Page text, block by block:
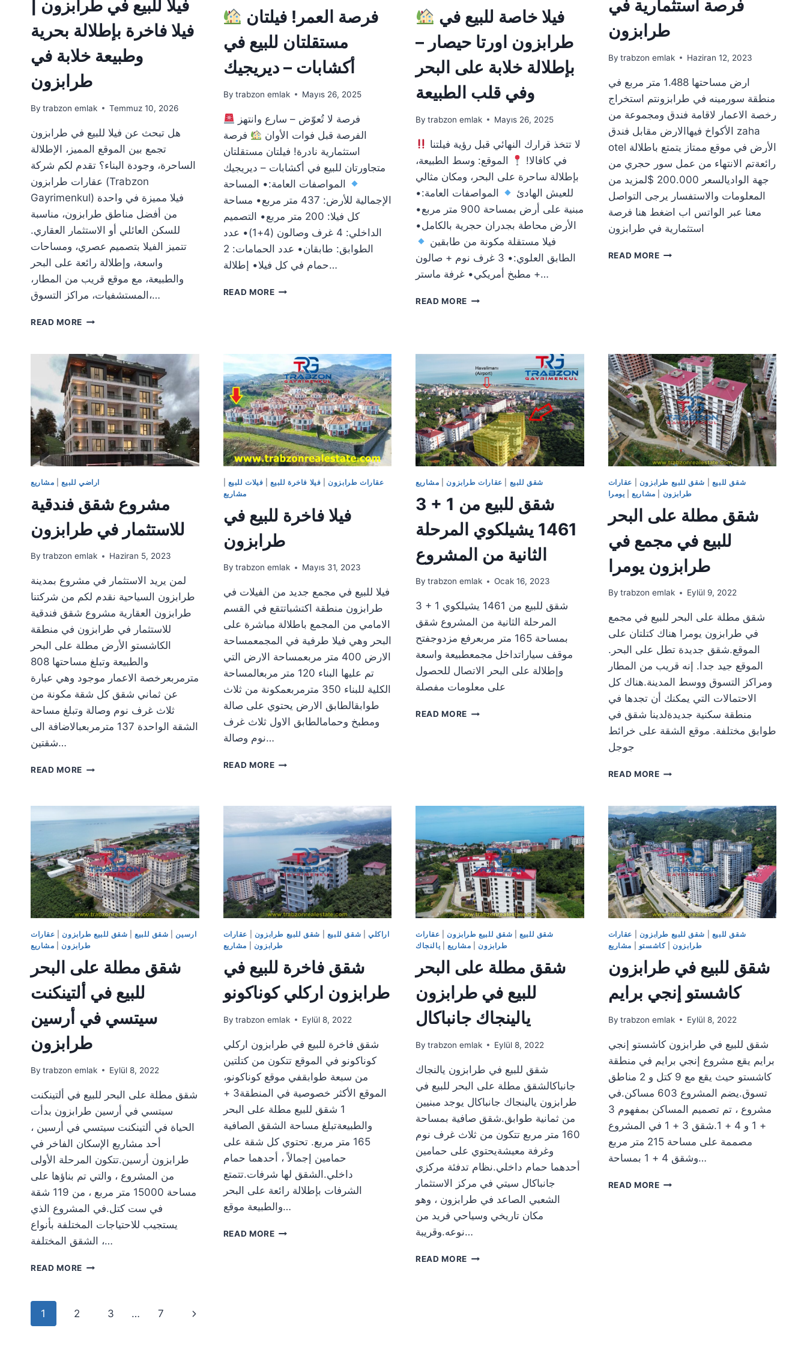
فيلا للبيع في طرابزون |
فيلا فاخرة بإطلالة بحرية
وطبيعة خلابة في
طرابزون
By trabzon emlak Temmuz 10, 2026
هل تبحث عن فيلا للبيع في طرابزون
تجمع بين الموقع المميز، الإطلالة
الساحرة، وجودة البناء؟ تقدم لكم شركة
عقارات طرابزون (Trabzon
Gayrimenkul) فيلا مميزة في واحدة
من أفضل مناطق طرابزون، مناسبة
للسكن العائلي أو الاستثمار العقاري.
تتميز الفيلا بتصميم عصري، ومساحات
واسعة، وإطلالة رائعة على البحر
والطبيعة، مع موقع قريب من المطار،
المستشفيات، مراكز التسوق،…
READ MORE فيلا
طرابزون
|
فيلا
فاخرة
بإطلالة
بحرية
وطبيعة
خلابة
في
مستقلتان للبيع في
أكشابات – ديريجيك
By trabzon emlak Mayıs 26, 2025
الفرصة قبل فوات الأوان
فرصة
استثمارية نادرة! فيلتان مستقلتان
متجاورتان للبيع في أكشابات – ديريجيك
المواصفات العامة:• المساحة
الإجمالية للأرض: 437 متر مربع• مساحة
كل فيلا: 200 متر مربع• التصميم
الداخلي: 4 غرف وصالون (4+1)• عدد
الطوابق: طابقان• عدد الحمامات: 2
حمام في كل فيلا• إطلالة…
READ MORE
للبيع
أكشابات
–
ديريجيك
طرابزون اورتا حيصار –
بإطلالة خلابة على البحر
وفي قلب الطبيعة
By trabzon emlak Mayıs 26, 2025
في كافالا!
الموقع: وسط الطبيعة،
بإطلالة ساحرة على البحر، ومكان مثالي
للعيش الهادئ
المواصفات العامة:•
مبنية على أرض بمساحة 900 متر مربع•
الأرض محاطة بجدران حجرية بالكامل•
فيلا مستقلة مكونة من طابقين
الطابق العلوي:• 3 غرف نوم + صالون
+ مطبخ أمريكي• غرفة ماستر…
READ MORE
اورتا
حيصار
–
بإطلالة
خلابة
على
البحر
وفي
الطبيعة
فرصة استثمارية في
طرابزون
By trabzon emlak Haziran 12, 2023
ارض مساحتها 1.488 متر مربع في
منطقة سورمينه في طرابزونتم استخراج
رخصة الاعمار لاقامة فندق ومجموعة من
الأكواخ فيهاالارض مقابل فندق zaha
otel الأرض في موقع ممتاز يتمتع باطلالة
رائعةتم الانتهاء من عمل سور حجري من
جهة الواديالسعر 200.000 $لمزيد من
المعلومات والاستفسار يرجى التواصل
معنا عبر الواتس اب اضغط هنا فرصة
استثمارية في طرابزون
READ MOREفرصة
اراضي للبيع مشاريع
مشروع شقق فندقية
للاستثمار في طرابزون
By trabzon emlak Haziran 5, 2023
لمن يريد الاستثمار في مشروع بمدينة
طرابزون السياحية نقدم لكم من شركتنا
طرابزون العقارية مشروع شقق فندقية
للاستثمار في طرابزون في منطقة
الكاشستو الأرض مطلة على البحر
والطبيعة وتبلغ مساحتها 808
مترمربعرخصة الاعمار موجود وهي عبارة
عن ثماني شقق كل شقة مكونة من
ثلاث غرف نوم وصالة وتبلغ مساحة
الشقة الواحدة 137 مترمربعبالاضافة الى
شقتين…
READ MORE مشروع
للاستثمار
في
عقارات طرابزون| فيلا فاخرة للبيع فيلات للبيع
مشاريع
فيلا فاخرة للبيع في
طرابزون
By trabzon emlak Mayıs 31, 2023
فيلا للبيع في مجمع جديد من الفيلات في
طرابزون منطقة اكتشباتتقع في القسم
الامامي من المجمع باطلالة مباشرة على
البحر وهي فيلا طرفية في المجمعمساحة
الارض 400 متر مربعمساحة الارض التي
تم عليها البناء 120 متر مربعالمساحة
الكلية للبناء 350 مترمربعمكونة من ثلاث
طوابقالطابق الارض يحتوي على صالة
ومطبخ وحمامالطابق الاول ثلاث غرف
نوم وصالة…
READ MOREفيلا
شقق للبيع عقارات طرابزون| مشاريع
3 + 1 شقق للبيع من
1461 يشيلكوي المرحلة
الثانية من المشروع
By trabzon emlak Ocak 16, 2023
3 + 1 شقق للبيع من 1461 يشيلكوي
المرحلة الثانية من المشروع شقق
بمساحة 165 متر مربعرفع مزدوجفتح
موقف سياراتداخل مجمعطبيعة واسعة
وإطلالة على البحر الاتصال للحصول
على معلومات مفصلة
READ MORE 3
المرحلة
المشروع
شقق للبيع شقق للبيع طرابزون
عقارات
طرابزون
مشاريع يومرا
شقق مطلة على البحر
للبيع في مجمع في
طرابزون يومرا
By trabzon emlak Eylül 9, 2022
شقق مطلة على البحر للبيع في مجمع
في طرابزون يومرا هناك كتلتان على
الموقع.شقق جديدة تطل على البحر.
الموقع جيد جدا. إنه قريب من المطار
ومراكز التسوق ووسط المدينة.هناك كل
الاحتمالات التي يمكنك أن تجدها في
منطقة سكنية جديدةلدينا شقق في
طوابق مختلفة. موقع الشقة على خرائط
جوجل
READ MOREشقق
البحر
للبيع
في
مجمع
في
طرابزون
يومرا
ارسين| شقق للبيع| شقق للبيع طرابزون| عقارات
طرابزون| مشاريع
شقق مطلة على البحر
للبيع في ألتينكنت
سيتسي في أرسين
طرابزون
By trabzon emlak Eylül 8, 2022
شقق مطلة على البحر للبيع في ألتينكنت
سيتسي في أرسين طرابزون بدأت
الحياة في ألتينكنت سيتسي في أرسين ،
أحد مشاريع الإسكان الفاخر في
طرابزون أرسين.تتكون المرحلة الأولى
من المشروع ، والتي تم بناؤها على
مساحة 15000 متر مربع ، من 119 شقة
في ست كتل.في المشروع الذي
يستجيب للاحتياجات المختلفة بأنواع
الشقق المختلفة ،…
READ MORE شقق
اراكلي شقق للبيع شقق للبيع طرابزون
عقارات
طرابزون
مشاريع
شقق فاخرة للبيع في
طرابزون اركلي كوناكونو
By trabzon emlak Eylül 8, 2022
شقق فاخرة للبيع في طرابزون اركلي
كوناكونو في الموقع تتكون من كتلتين
من سبعة طوابقفي موقع كوناكونو،
الموقع الأكثر خصوصية في المنطقة3 +
1 شقق للبيع مطلة على البحر
والطبيعةتبلغ مساحة الشقق الصافية
165 متر مربع. تحتوي كل شقة على
حمامين إجمالاً ، أحدهما حمام
داخلي.الشقق لها شرفات.تتمتع
الشرفات بإطلالة رائعة على البحر
والطبيعة موقع…
READ MOREشقق
شقق للبيع| شقق للبيع طرابزون| عقارات
طرابزون| مشاريع يالنجاك
شقق مطلة على البحر
للبيع في طرابزون
يالينجاك جانباكال
By trabzon emlak Eylül 8, 2022
شقق للبيع في طرابزون يالنجاك
جانباكالشقق مطلة على البحر للبيع في
طرابزون يالينجاك جانباكال يوجد مبنيين
من ثمانية طوابق.شقق صافية بمساحة
160 متر مربع تتكون من ثلاث غرف نوم
وغرفة معيشةيحتوي على حمامين
أحدهما حمام داخلي.نظام تدفئة مركزي
جانباكال سيتي في مركز الاستثمار
الشعبي الصاعد في طرابزون ، وهو
مكان تاريخي وسياحي فريد من
نوعه.وقريبة…
READ MORE شقق
شقق للبيع شقق للبيع طرابزون
عقارات
طرابزون|كاشستو مشاريع
شقق للبيع في طرابزون
كاشستو إنجي برايم
By trabzon emlak Eylül 8, 2022
شقق للبيع في طرابزون كاشستو إنجي
برايم يقع مشروع إنجي برايم في منطقة
كاشستو حيث يقع مع 9 كتل و 2 مناطق
تسوق.يضم المشروع 603 مساكن.في
مشروع ، تم تصميم المساكن بمفهوم 3
+ 1 و 4 + 1.شقق 3 + 1 في المشروع
مصممة على مساحة 215 متر مربع
وشقق 4 + 1 بمساحة…
READ MOREشقق
Page
1 2 3 … 7
Next